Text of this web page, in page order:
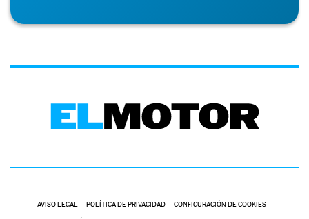
AVISO LEGAL POLÍTICA DE PRIVACIDAD CONFIGURACIÓN DE COOKIES